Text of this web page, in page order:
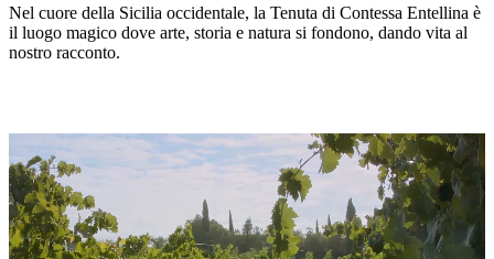
Nel cuore della Sicilia occidentale, la Tenuta di Contessa Entellina è
il luogo magico dove arte, storia e natura si fondono, dando vita al
nostro racconto.